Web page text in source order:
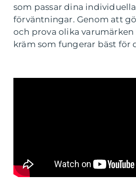
som passar dina
förväntningar. Genom att
och prova olika
kräm som fungerar bäst för